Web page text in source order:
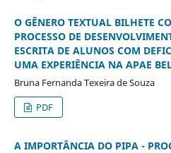
O GÊNERO TEXTUAL BILHETE
PROCESSO DE
ESCRITA DE ALUNOS COM
UMA EXPERIÊNCIA NA APAE
Bruna Fernanda Texeira de Souza
PDF
A IMPORTÂNCIA DO PIPA -